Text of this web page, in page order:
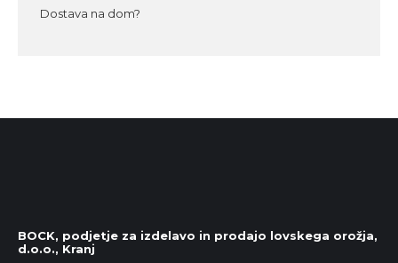
Dostava na dom?
BOCK, podjetje za izdelavo in prodajo lovskega orožja,
d.o.o., Kranj